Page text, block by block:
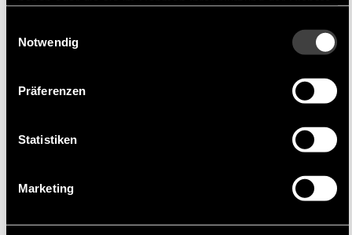
Notwendig
Präferenzen
Statistiken
Marketing
hohe Leistung effizient verwalten.
im Hochfrequenzbereich.
Entscheidend zur
Reduzierung elektromagnetischer Störungen.
Schutzkomponenten:
Bieten Überspannungs-
elektronischer Schaltungen.